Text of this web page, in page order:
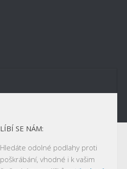
LÍBÍ SE NÁM:
Hledáte odolné podlahy proti
poškrábání, vhodné i k vašim